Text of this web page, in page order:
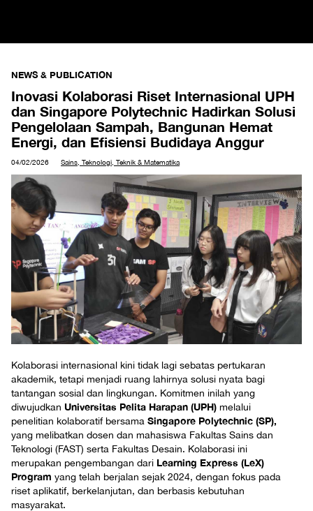
NEWS & PUBLICATION
Inovasi Kolaborasi Riset Internasional UPH
dan Singapore Polytechnic Hadirkan Solusi
Pengelolaan Sampah, Bangunan Hemat
Energi, dan Efisiensi Budidaya Anggur
04/02/2026 Sains, Teknologi, Teknik & Matematika
Kolaborasi internasional kini tidak lagi sebatas pertukaran
akademik, tetapi menjadi ruang lahirnya solusi nyata bagi
tantangan sosial dan lingkungan. Komitmen inilah yang
diwujudkan Universitas Pelita Harapan (UPH) melalui
penelitian kolaboratif bersama Singapore Polytechnic (SP),
yang melibatkan dosen dan mahasiswa Fakultas Sains dan
Teknologi (FAST) serta Fakultas Desain. Kolaborasi ini
merupakan pengembangan dari Learning Express (LeX)
Program yang telah berjalan sejak 2024, dengan fokus pada
riset aplikatif, berkelanjutan, dan berbasis kebutuhan
masyarakat.